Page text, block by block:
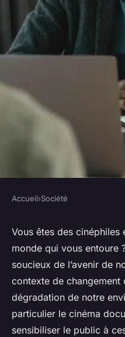
Comment les
cinéma
peuvent-ils
questions
et sociales ?
Accueil›Société
Vous êtes des cinéphiles
monde qui vous entoure
soucieux de l’avenir de
contexte de
dégradation de notre
particulier le cinéma
sensibiliser le public à